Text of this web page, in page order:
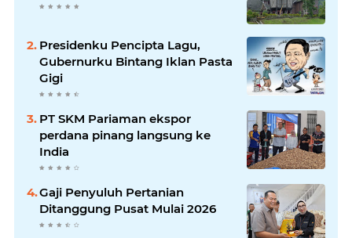
Presidenku Pencipta Lagu,
Gubernurku Bintang Iklan Pasta
Gigi
PT SKM Pariaman ekspor
perdana pinang langsung ke
India
Gaji Penyuluh Pertanian
Ditanggung Pusat Mulai 2026